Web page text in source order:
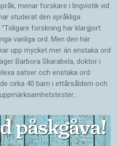
menar forskare i lingvistik vid
studerat den språkliga
forskning har klargjort
vanliga ord. Men den här
upp mycket mer än enstaka ord
Barbora Skarabela, doktor i
satser och enstaka ord
cirka 40 barn i ettårsåldern och